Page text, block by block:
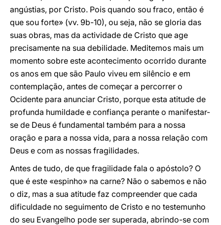
angústias, por Cristo. Pois quando sou fraco, então é
que sou forte» (vv. 9b-10), ou seja, não se gloria das
suas obras, mas da actividade de Cristo que age
precisamente na sua debilidade. Meditemos mais um
momento sobre este acontecimento ocorrido durante
os anos em que são Paulo viveu em silêncio e em
contemplação, antes de começar a percorrer o
Ocidente para anunciar Cristo, porque esta atitude de
profunda humildade e confiança perante o manifestar-
se de Deus é fundamental também para a nossa
oração e para a nossa vida, para a nossa relação com
Deus e com as nossas fragilidades.
Antes de tudo, de que fragilidade fala o apóstolo? O
que é este «espinho» na carne? Não o sabemos e não
o diz, mas a sua atitude faz compreender que cada
dificuldade no seguimento de Cristo e no testemunho
do seu Evangelho pode ser superada, abrindo-se com